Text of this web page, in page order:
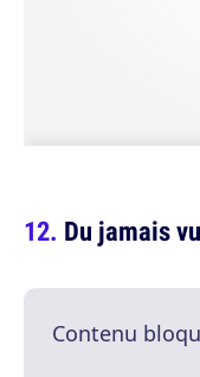
Du jamais vu
Contenu